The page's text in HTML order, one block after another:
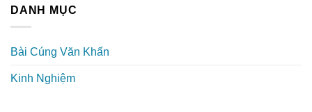
DANH MỤC
Bài Cúng Văn Khấn
Kinh Nghiệm